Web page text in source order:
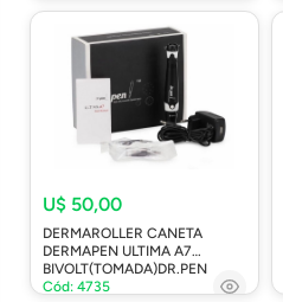
U$ 50,00
DERMAROLLER CANETA
DERMAPEN ULTIMA A7
BIVOLT(TOMADA)DR.PEN
Cód: 4735